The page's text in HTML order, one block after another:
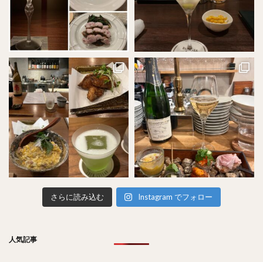
さらに読み込む Instagram でフォロー
人気記事